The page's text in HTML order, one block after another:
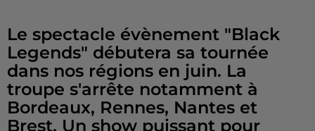
Le spectacle évènement "Black
Legends" débutera sa tournée
dans nos régions en juin. La
troupe s'arrête notamment à
Bordeaux, Rennes, Nantes et
Brest. Un show puissant pour